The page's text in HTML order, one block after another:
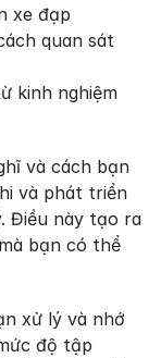
xe đạp
quan sát
kinh nghiệm
và cách bạn
và phát triển
Điều này tạo ra
bạn có thể
xử lý và nhớ
độ tập